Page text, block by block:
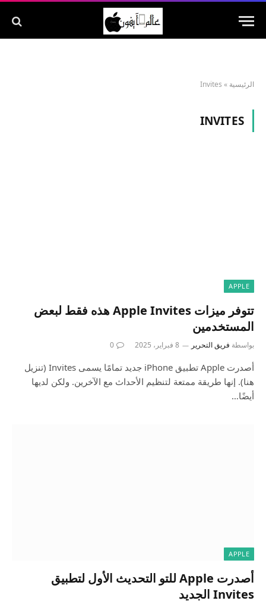
الرئيسية »
Invites
INVITES
APPLE
تتوفر ميزات Apple Invites هذه فقط لبعض
المستخدمين
بواسطة فريق التحرير 8 فبراير، 2025 0
أصدرت Apple تطبيق iPhone جديد تمامًا يسمى Invites (تنزيل
هنا). إنها طريقة ممتعة لتنظيم الأحداث مع الآخرين. ولكن لديها
أيضًا…
APPLE
أصدرت Apple للتو التحديث الأول لتطبيق
Invites الجديد